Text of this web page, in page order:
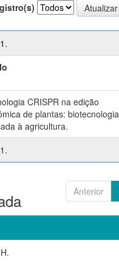
CRISPR na edição
de plantas: biotecnologia
à agricultura.
Anterior